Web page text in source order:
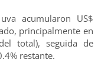
acumularon US$
principalmente en
total), seguida de
restante.